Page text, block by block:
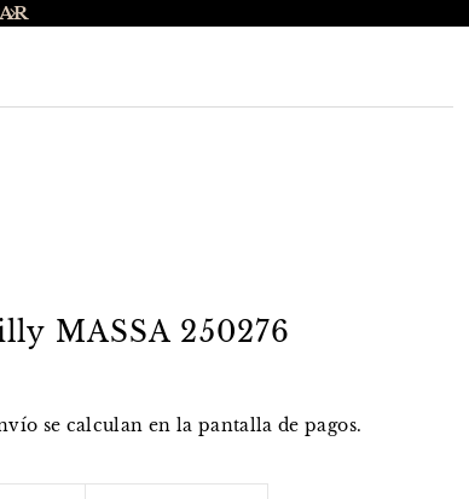
MASSA 250276
se calculan en la pantalla de pagos.